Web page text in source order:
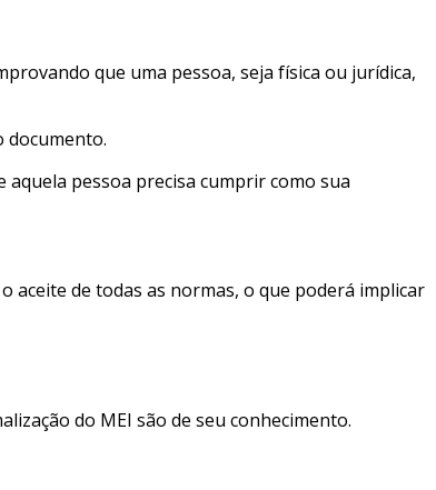
que uma pessoa, seja física ou jurídica,
documento.
aquela pessoa precisa cumprir como sua
aceite de todas as normas, o que poderá implicar
do MEI são de seu conhecimento.